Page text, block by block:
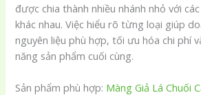
được chia thành nhiều nhánh nhỏ với
khác nhau. Việc hiểu rõ từng loại giúp
nguyên liệu phù hợp, tối ưu hóa chi phí
năng sản phẩm cuối cùng.
Sản phẩm phù hợp: Màng Giả Lá Chuối